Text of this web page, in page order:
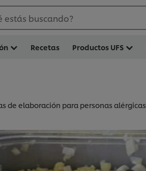
estás buscando?
Recetas Productos UFS
de elaboración para personas alérgicas